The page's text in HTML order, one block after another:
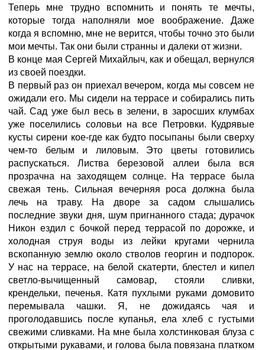
Теперь мне трудно вспомнить и понять те мечты,
которые тогда наполняли мое воображение. Даже
когда я вспомню, мне не верится, чтобы точно это были
мои мечты. Так они были странны и далеки от жизни.
В конце мая Сергей Михайлыч, как и обещал, вернулся
из своей поездки.
В первый раз он приехал вечером, когда мы совсем не
ожидали его. Мы сидели на террасе и собирались пить
чай. Сад уже был весь в зелени, в заросших клумбах
уже поселились соловьи на все Петровки. Кудрявые
кусты сирени кое-где как будто посыпаны были сверху
чем-то белым и лиловым. Это цветы готовились
распускаться. Листва березовой аллеи была вся
прозрачна на заходящем солнце. На террасе была
свежая тень. Сильная вечерняя роса должна была
лечь на траву. На дворе за садом слышались
последние звуки дня, шум пригнанного стада; дурачок
Никон ездил с бочкой перед террасой по дорожке, и
холодная струя воды из лейки кругами чернила
вскопанную землю около стволов георгин и подпорок.
У нас на террасе, на белой скатерти, блестел и кипел
светло-вычищенный самовар, стояли сливки,
крендельки, печенья. Катя пухлыми руками домовито
перемывала чашки. Я, не дожидаясь чая и
проголодавшись после купанья, ела хлеб с густыми
свежими сливками. На мне была холстинковая блуза с
открытыми рукавами, и голова была повязана платком